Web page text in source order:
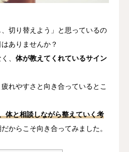
切り替えよう」と思っているの
ありませんか？
、 体が教えてくれているサイン
れやすさと向き合っているとこ
体と相談しながら整えていく考
だからこそ向き合ってみました。